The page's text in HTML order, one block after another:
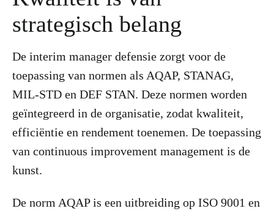
strategisch belang
De interim manager defensie zorgt voor de
toepassing van normen als AQAP, STANAG,
MIL-STD en DEF STAN. Deze normen worden
geïntegreerd in de organisatie, zodat kwaliteit,
efficiëntie en rendement toenemen. De toepassing
van continuous improvement management is de
kunst.
De norm AQAP is een uitbreiding op ISO 9001 en